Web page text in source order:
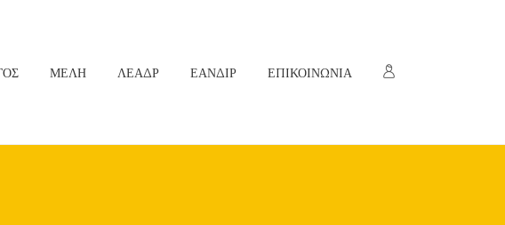
ΜΕΛΗ ΛΕΑΔΡ ΕΑΝΔΙΡ ΕΠΙΚΟΙΝΩΝΙΑ